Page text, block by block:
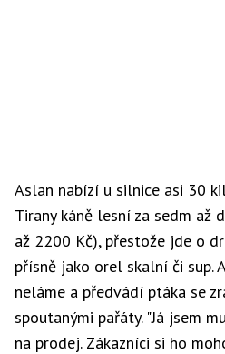
Aslan nabízí u silnice asi 30
Tirany káně lesní za sedm až
až 2200 Kč), přestože jde o
přísně jako orel skalní či sup.
neláme a předvádí ptáka se
spoutanými pařáty. "Já jsem
na prodej. Zákazníci si ho